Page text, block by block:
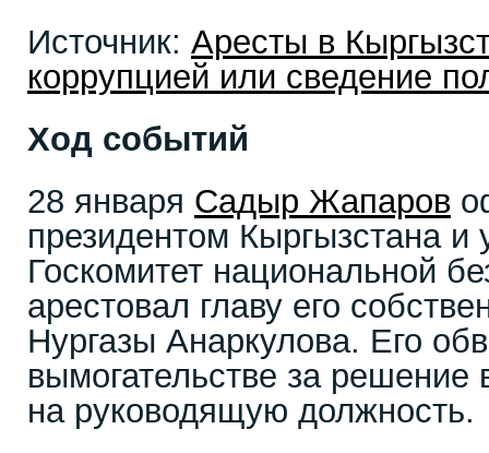
Источник: Аресты в
коррупцией или сведение
Ход событий
28 января Садыр Жапаров
президентом Кыргызстана и
Госкомитет национальной
арестовал главу его
Нургазы Анаркулова. Его
вымогательстве за решение
на руководящую должность.